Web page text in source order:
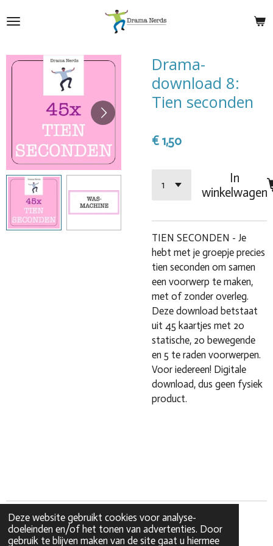
Deze website gebruikt cookies voor analyse-
doeleinden en/of het tonen van advertenties. Door
gebruik te blijven maken van de site gaat u hiermee
direct
de
hoofdinhoud
Drama-
download 8:
Tien seconden
€ 1,50
In
winkelwagen
TIEN SECONDEN - Je
hebt met je groepje precies
tien seconden om samen
een voorwerp te maken,
met of zonder overleg.
Deze download betstaat
uit 45 kaartjes met 20
statische, 20 bewegende
en 5 te raden voorwerpen.
Voor iedereen! Digitale
download, dus geen fysiek
product.